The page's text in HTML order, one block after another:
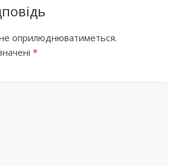
оприлюднюватиметься.
*